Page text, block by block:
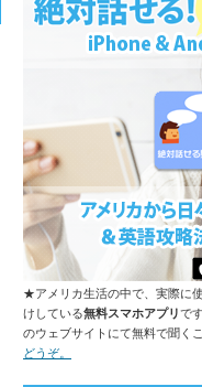
★アメリカ生活の中で、実際に
けしている無料スマホアプリで
のウェブサイトにて無料で聞く
どうぞ。